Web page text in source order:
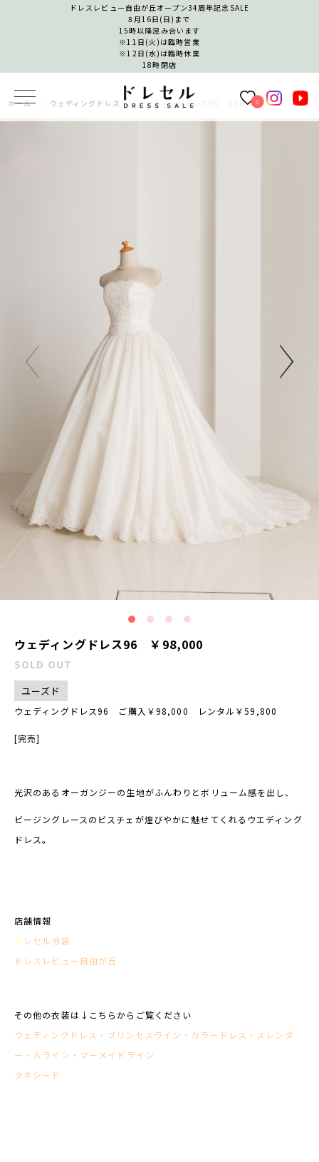
ドレスレビュー自由が丘オープン34周年記念SALE
8月16日(日)まで
15時以降混み合います
※11日(火)は臨時営業
※12日(水)は臨時休業
18時閉店
0
ホーム ウェディングドレス ウェディングドレス96 ￥98,000
ウェディングドレス96 ￥98,000
SOLD OUT
ユーズド
ウェディングドレス96 ご購入￥98,000 レンタル￥59,800
[完売]
光沢のあるオーガンジーの生地がふんわりとボリューム感を出し、
ビージングレースのビスチェが煌びやかに魅せてくれるウエディング
ドレス。
店舗情報
ド レセル池袋
ドレスレビュー自由が丘
その他の衣装は↓こちらからご覧ください
ウェディングドレス ・ プリンセスライン ・ カラードレス ・ スレンダ
ー ・ Ａライン ・ マーメイドライン
タキシード